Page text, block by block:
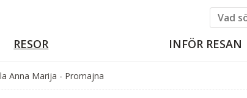
RESOR INFÖR RESAN
Anna Marija - Promajna